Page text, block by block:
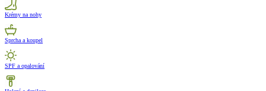
Krémy na nohy
Sprcha a koupel
SPF a opalování